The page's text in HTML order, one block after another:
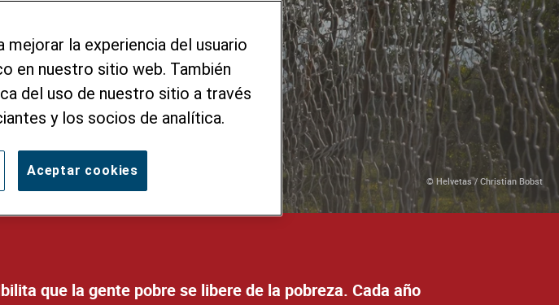
© Helvetas / Christian Bobst
que la gente pobre se libere de la pobreza. Cada año
la experiencia del usuario
en nuestro sitio web. También
del uso de nuestro sitio a través
y los socios de analítica.
Aceptar cookies